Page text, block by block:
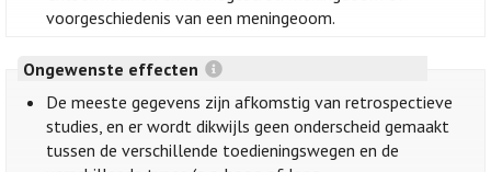
voorgeschiedenis van een meningeoom.
Ongewenste effecten
De meeste gegevens zijn afkomstig van retrospectieve
studies, en er wordt dikwijls geen onderscheid gemaakt
tussen de verschillende toedieningswegen en de